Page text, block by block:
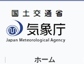
ホーム